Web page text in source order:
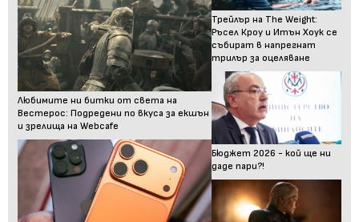
Любимите ни битки от света на
Вестерос: Подредени по вкуса за екшън
и зрелища на Webcafe
Трейлър на The Weight:
Ръсел Кроу и Итън Хоук се
събират в напрегнат
трилър за оцеляване
Бюджет 2026 - кой ще ни
даде пари?!